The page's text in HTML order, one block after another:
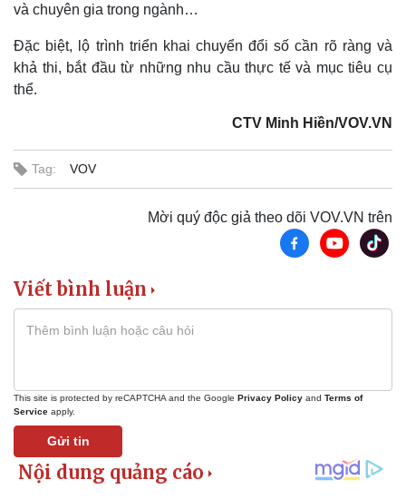
và chuyên gia trong ngành…
Đặc biệt, lộ trình triển khai chuyển đổi số cần rõ ràng và
khả thi, bắt đầu từ những nhu cầu thực tế và mục tiêu cụ
thể.
CTV Minh Hiền/VOV.VN
Tag: VOV
Mời quý độc giả theo dõi VOV.VN trên
Viết bình luận
This site is protected by reCAPTCHA and the Google Privacy Policy and Terms of
Service apply.
Gửi tin